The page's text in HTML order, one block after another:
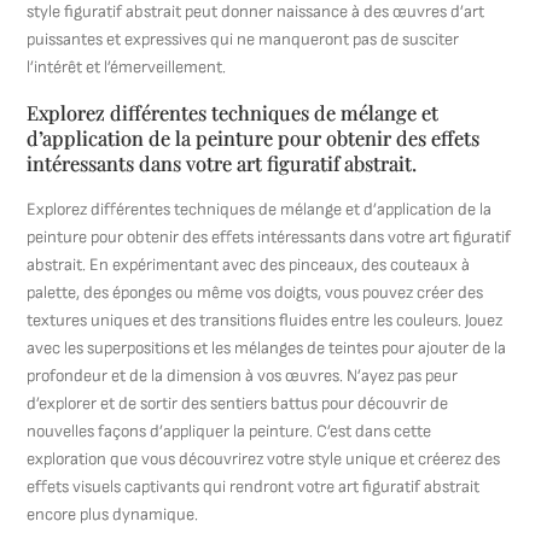
style figuratif abstrait peut donner naissance à des œuvres d’art
puissantes et expressives qui ne manqueront pas de susciter
l’intérêt et l’émerveillement.
Explorez différentes techniques de mélange et
d’application de la peinture pour obtenir des effets
intéressants dans votre art figuratif abstrait.
Explorez différentes techniques de mélange et d’application de la
peinture pour obtenir des effets intéressants dans votre art figuratif
abstrait. En expérimentant avec des pinceaux, des couteaux à
palette, des éponges ou même vos doigts, vous pouvez créer des
textures uniques et des transitions fluides entre les couleurs. Jouez
avec les superpositions et les mélanges de teintes pour ajouter de la
profondeur et de la dimension à vos œuvres. N’ayez pas peur
d’explorer et de sortir des sentiers battus pour découvrir de
nouvelles façons d’appliquer la peinture. C’est dans cette
exploration que vous découvrirez votre style unique et créerez des
effets visuels captivants qui rendront votre art figuratif abstrait
encore plus dynamique.